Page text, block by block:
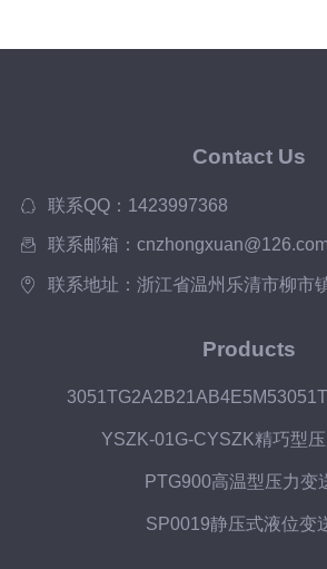
Contact Us
联系QQ：1423997368
联系邮箱：
联系地址：浙江省温州乐清市柳市
Products
YSZK-01G-CYSZK精巧型
PTG900高温型压力变
SP0019静压式液位变